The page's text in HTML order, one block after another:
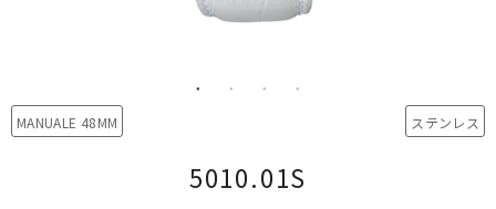
MANUALE 48MM ステンレス
5010.01S